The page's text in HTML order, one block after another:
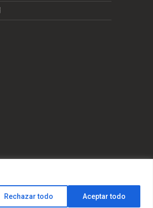
Rechazar todo Aceptar todo